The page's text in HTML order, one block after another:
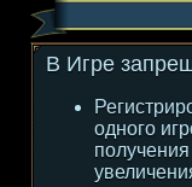
В Игре
одного